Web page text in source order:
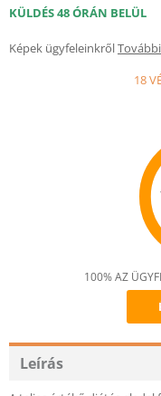
KÜLDÉS 48 ÓRÁN BELÜL
Képek ügyfeleinkről
18
100% AZ
Leírás